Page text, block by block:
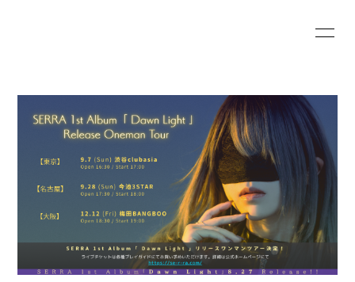
SCHEDULE
PROFILE
DISCOGRAPHY
BLOG
MOVIE
RADIO
PHOTO